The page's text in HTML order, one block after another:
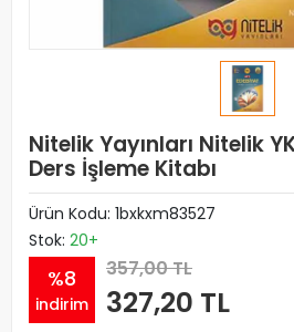
Nitelik Yayınları Nitelik
Ders İşleme Kitabı
Ürün Kodu: 1bxkxm83527
Stok: 20+
%8
indirim
357,00 TL
327,20 TL